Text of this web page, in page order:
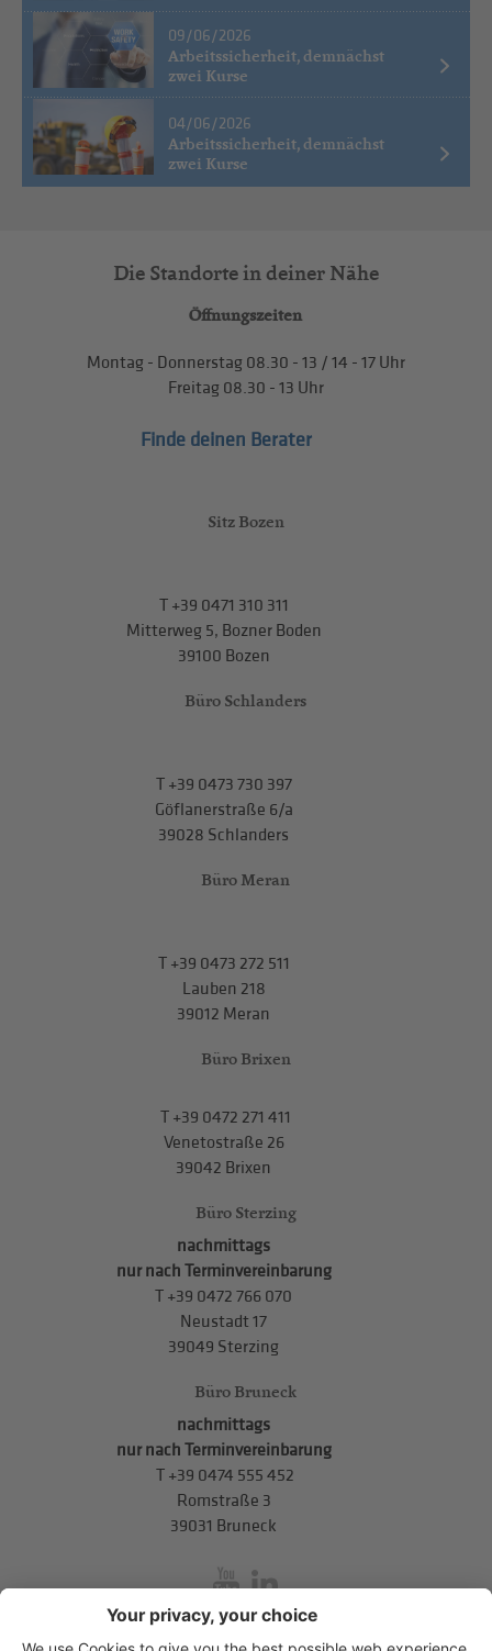
09/06/2026
Arbeitssicherheit, demnächst
zwei Kurse
04/06/2026
Arbeitssicherheit, demnächst
zwei Kurse
Die Standorte in deiner Nähe
Öffnungszeiten
Montag - Donnerstag 08.30 - 13 / 14 - 17 Uhr
Freitag 08.30 - 13 Uhr
Finde deinen Berater
Sitz Bozen
T+39 0471 310 311
Mitterweg 5, Bozner Boden
39100 Bozen
Büro Schlanders
T+39 0473 730 397
Göflanerstraße 6/a
39028 Schlanders
Büro Meran
T+39 0473 272 511
Lauben 218
39012 Meran
Büro Brixen
T+39 0472 271 411
Venetostraße 26
39042 Brixen
Büro Sterzing
nachmittags
nur nach Terminvereinbarung
T +39 0472 766 070
Neustadt 17
39049 Sterzing
Büro Bruneck
nachmittags
nur nach Terminvereinbarung
T +39 0474 555 452
Romstraße 3
39031 Bruneck
inService